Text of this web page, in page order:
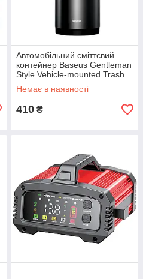
Автомобільний сміттєвий
контейнер Baseus Gentleman
Style Vehicle-mounted Trash
Can（Bag1 roll/30）Black
Немає в наявності
410 ₴